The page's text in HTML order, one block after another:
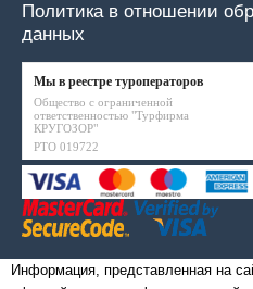
Политика в отношении
данных
Мы в реестре туроператоров
Общество с ограниченной
ответственностью "Турфирма
КРУГОЗОР"
РТО 019722
Информация, представленная на